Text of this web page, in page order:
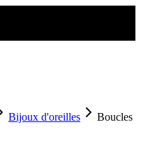
Bijoux d'oreilles
Boucles